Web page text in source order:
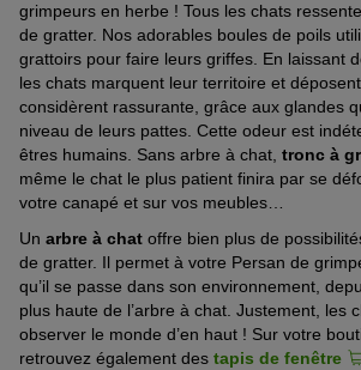
grimpeurs en herbe ! Tous les chats
de gratter. Nos adorables boules de poils
grattoirs pour faire leurs griffes. En laissant
les chats marquent leur territoire et
considèrent rassurante, grâce aux glandes
niveau de leurs pattes. Cette odeur est
êtres humains. Sans arbre à chat, tronc à
même le chat le plus patient finira par se
votre canapé et sur vos meubles…
Un arbre à chat offre bien plus de
de gratter. Il permet à votre Persan de
qu’il se passe dans son environnement,
plus haute de l’arbre à chat. Justement, les
observer le monde d’en haut ! Sur votre
retrouvez également des tapis de fenêtre